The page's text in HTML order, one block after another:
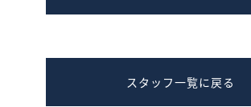
スタッフ一覧に戻る